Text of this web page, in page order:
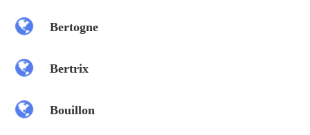
Bertogne
Bertrix
Bouillon